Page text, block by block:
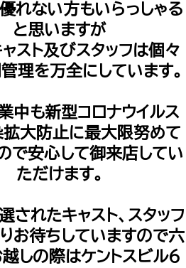
れない方もいらっしゃる
と思いますが
スト及びスタッフは個々
理を万全にしています。
中も新型コロナウイルス
大防止に最大限努めて
で安心して御来店してい
ただけます。
されたキャスト、スタッフ
お待ちしていますので六
しの際はケントスビル6